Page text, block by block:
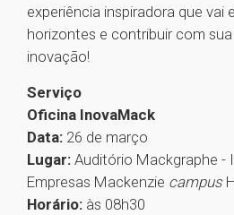
experiência inspiradora que vai
horizontes e contribuir com
inovação!
Serviço
Oficina InovaMack
Data: 26 de março
Lugar: Auditório Mackgraphe -
Empresas Mackenzie campus
Horário: às 08h30